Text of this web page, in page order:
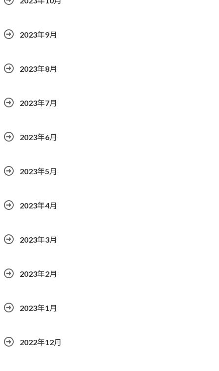
2023年9月
2023年8月
2023年7月
2023年6月
2023年5月
2023年4月
2023年3月
2023年2月
2023年1月
2022年12月